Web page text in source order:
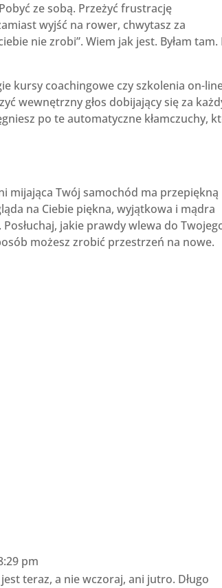
ze sobą. Przeżyć frustrację
wyjść na rower, chwytasz za
nie zrobi”. Wiem jak jest. Byłam tam.
kursy coachingowe czy szkolenia on-
wewnętrzny głos dobijający się za
po te automatyczne kłamczuchy,
mijająca Twój samochód ma przepiękną
na Ciebie piękna, wyjątkowa i mądra
jakie prawdy wlewa do
możesz zrobić przestrzeń na nowe.
pm
teraz, a nie wczoraj, ani jutro. Długo